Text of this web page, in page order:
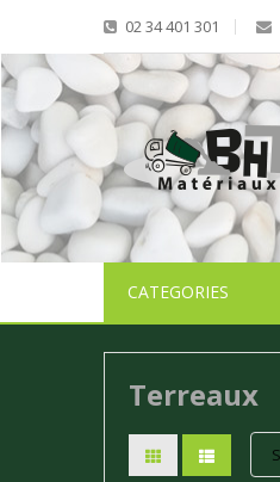
02 34 401 301
CATEGORIES
Terreaux